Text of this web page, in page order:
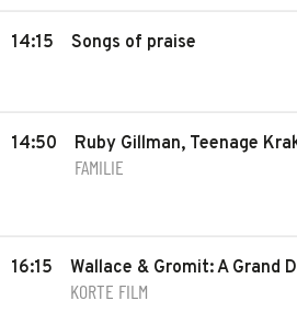
14:15 Songs of praise
14:50 Ruby Gillman, Teenage
FAMILIE
16:15 Wallace & Gromit: A Grand
KORTE FILM